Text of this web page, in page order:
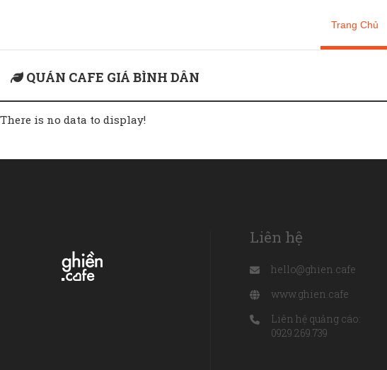
Trang Chủ
QUÁN CAFE GIÁ BÌNH DÂN
There is no data to display!
Liên hệ
hello@ghien.cafe
www.ghien.cafe
Liên hệ quảng cáo:
0929.269.739